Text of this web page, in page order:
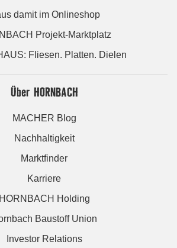
damit im Onlineshop
Projekt-Marktplatz
Fliesen. Platten. Dielen
Über HORNBACH
MACHER Blog
Nachhaltigkeit
Marktfinder
Karriere
HORNBACH Holding
Baustoff Union
Investor Relations